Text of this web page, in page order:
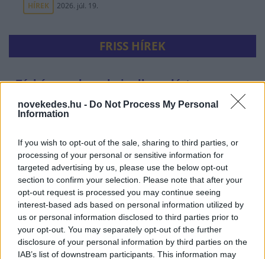
novekedes.hu - Do Not Process My Personal
Information
If you wish to opt-out of the sale, sharing to third parties, or
processing of your personal or sensitive information for
targeted advertising by us, please use the below opt-out
section to confirm your selection. Please note that after your
opt-out request is processed you may continue seeing
interest-based ads based on personal information utilized by
us or personal information disclosed to third parties prior to
your opt-out. You may separately opt-out of the further
disclosure of your personal information by third parties on the
IAB’s list of downstream participants. This information may
HÍREK 2026. júl. 19.
FRISS HÍREK
Térképen, ahogy hajnalban elérte
Magyarország határát a hidegfront
HÍREK 3 perce
Újabb menekültválságot készítenek elő -